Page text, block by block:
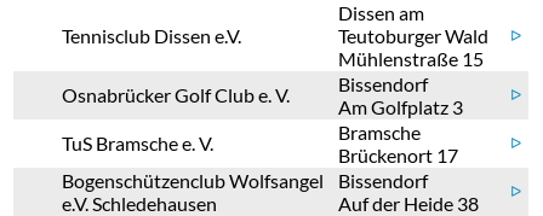
Tennisclub Dissen e.V.
Dissen am
Teutoburger Wald
Mühlenstraße 15
ᐅ
Osnabrücker Golf Club e. V.
Bissendorf
Am Golfplatz 3
ᐅ
TuS Bramsche e. V.
Bramsche
Brückenort 17
ᐅ
Bogenschützenclub Wolfsangel
e.V. Schledehausen
Bissendorf
Auf der Heide 38
ᐅ